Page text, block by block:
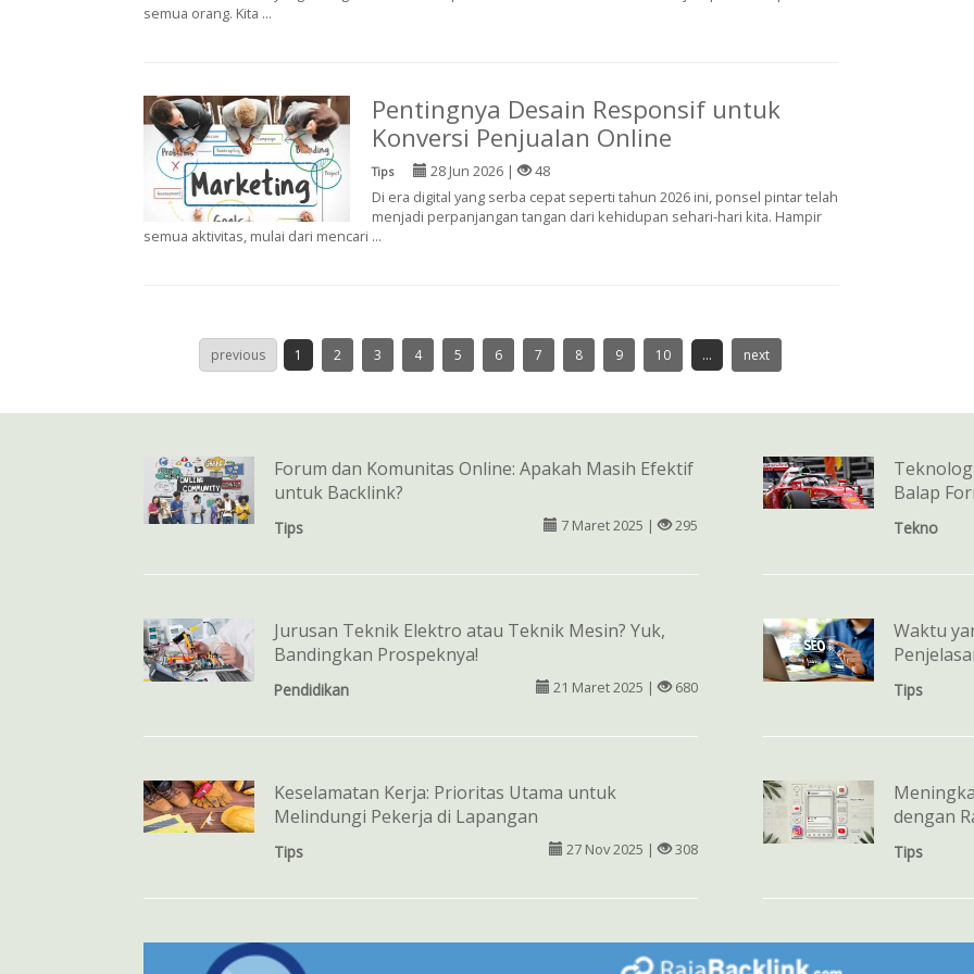
semua orang. Kita ...
Pentingnya Desain Responsif untuk
Konversi Penjualan Online
Tips 28 Jun 2026 |
48
Di era digital yang serba cepat seperti tahun 2026 ini, ponsel pintar telah
menjadi perpanjangan tangan dari kehidupan sehari-hari kita. Hampir
semua aktivitas, mulai dari mencari ...
previous 1 2 3 4 5 6 7 8 9 10 ... next
Forum dan Komunitas Online: Apakah Masih Efektif
untuk Backlink?
Tips 7 Maret 2025 | 295
Balap
Tekno
Jurusan Teknik Elektro atau Teknik Mesin? Yuk,
Bandingkan Prospeknya!
Pendidikan 21 Maret 2025 | 680
Waktu
Tips
Keselamatan Kerja: Prioritas Utama untuk
Melindungi Pekerja di Lapangan
Tips 27 Nov 2025 | 308
dengan
Tips